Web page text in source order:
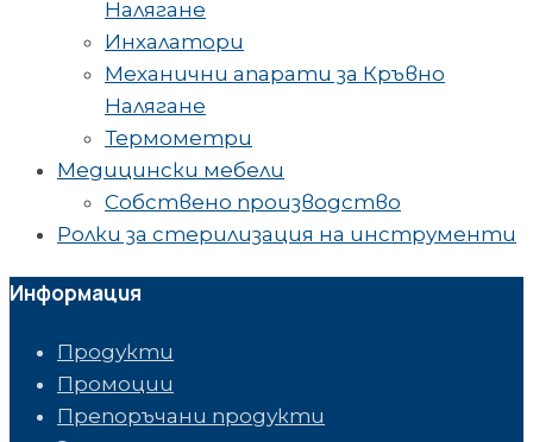
Налягане
Инхалатори
Механични апарати за Кръвно
Налягане
Термометри
Медицински мебели
Собствено производство
Ролки за стерилизация на инструменти
Информация
Продукти
Промоции
Препоръчани продукти